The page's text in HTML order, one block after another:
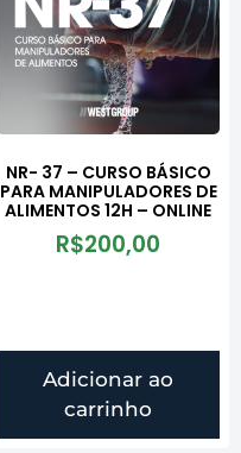
NR- 37 – CURSO BÁSICO
PARA MANIPULADORES DE
ALIMENTOS 12H – ONLINE
R$200,00
Adicionar ao
carrinho